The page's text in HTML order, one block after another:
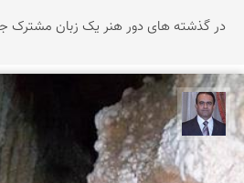
در گذشته های دور هنر یک زبان مشترک
نادر چقاجردی